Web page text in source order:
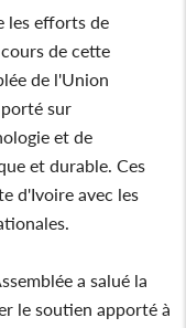
les efforts de
de cette
de l'Union
sur
et de
et durable. Ces
d'Ivoire avec les
a salué la
le soutien apporté à